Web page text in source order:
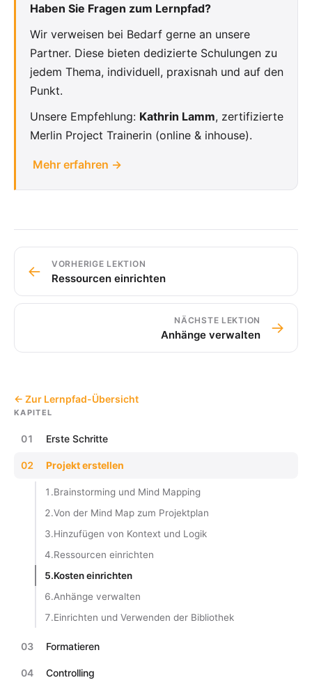
← Zur Lernpfad-Übersicht
KAPITEL
01 Erste Schritte
02 Projekt erstellen
1.Brainstorming und Mind Mapping
2.Von der Mind Map zum Projektplan
3.Hinzufügen von Kontext und Logik
4.Ressourcen einrichten
5.Kosten einrichten
6.Anhänge verwalten
7.Einrichten und Verwenden der Bibliothek
03 Formatieren
04 Controlling
Haben Sie Fragen zum Lernpfad?
Wir verweisen bei Bedarf gerne an unsere
Partner. Diese bieten dedizierte Schulungen zu
jedem Thema, individuell, praxisnah und auf den
Punkt.
Unsere Empfehlung: Kathrin Lamm, zertifizierte
Merlin Project Trainerin (online & inhouse).
Mehr erfahren →
← VORHERIGE LEKTION
Ressourcen einrichten
NÄCHSTE LEKTION
Anhänge verwalten →